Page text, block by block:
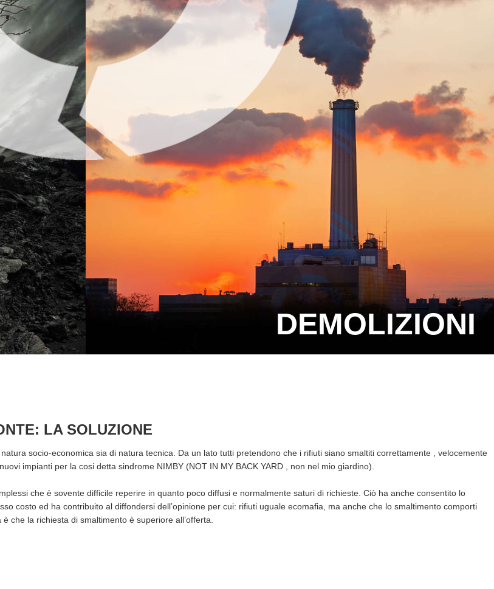
DEMOLIZIONI
LA SOLUZIONE
socio-economica sia di natura tecnica. Da un lato tutti pretendono che i rifiuti siano smaltiti correttamente , velocemente
impianti per la cosi detta sindrome NIMBY (NOT IN MY BACK YARD , non nel mio giardino).
che è sovente difficile reperire in quanto poco diffusi e normalmente saturi di richieste. Ciò ha anche consentito lo
costo ed ha contribuito al diffondersi dell’opinione per cui: rifiuti uguale ecomafia, ma anche che lo smaltimento comporti
che la richiesta di smaltimento è superiore all’offerta.